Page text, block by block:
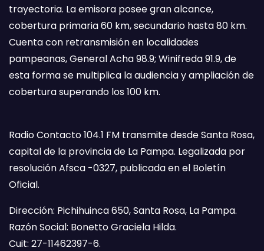
trayectoria. La emisora posee gran alcance,
cobertura primaria 60 km, secundario hasta 80 km.
Cuenta con retransmisión en localidades
pampeanas, General Acha 98.9; Winifreda 91.9, de
esta forma se multiplica la audiencia y ampliación de
cobertura superando los 100 km.
Radio Contacto 104.1 FM transmite desde Santa Rosa,
capital de la provincia de La Pampa. Legalizada por
resolución Afsca -0327, publicada en el Boletín
Oficial.
Dirección: Pichihuinca 650, Santa Rosa, La Pampa.
Razón Social: Bonetto Graciela Hilda.
Cuit: 27-11462397-6.